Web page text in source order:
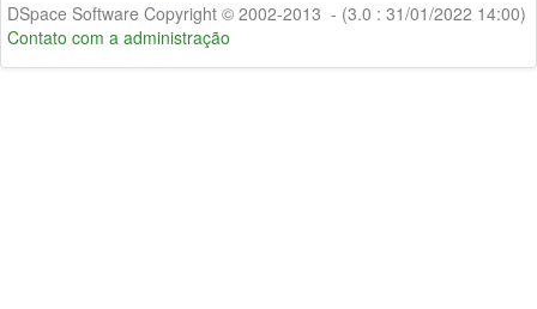
DSpace Software Copyright © 2002-2013 - (3.0 : 31/01/2022 14:00)
Contato com a administração